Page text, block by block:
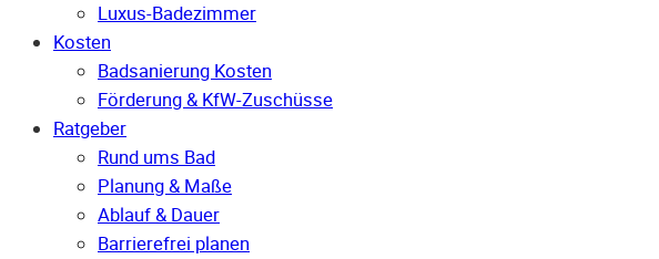
Luxus-Badezimmer
Kosten
Badsanierung Kosten
Förderung & KfW-Zuschüsse
Ratgeber
Rund ums Bad
Planung & Maße
Ablauf & Dauer
Barrierefrei planen